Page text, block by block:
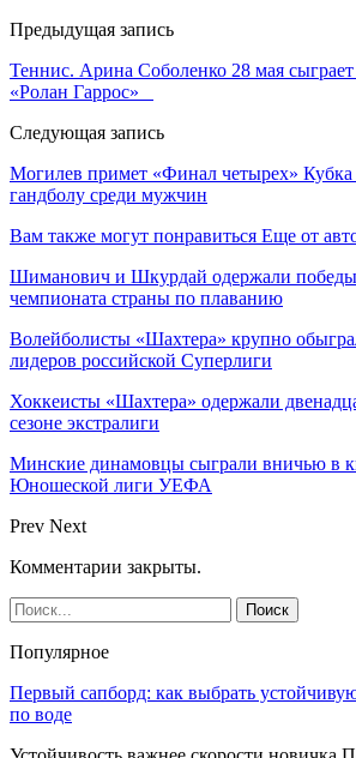
Предыдущая запись
Теннис. Арина Соболенко 28 мая
«Ролан Гаррос»
Следующая запись
Могилев примет «Финал четырех» Кубка
гандболу среди мужчин
Вам также могут понравиться Еще от
Шиманович и Шкурдай одержали победы
чемпионата страны по плаванию
Волейболисты «Шахтера» крупно
лидеров российской Суперлиги
Хоккеисты «Шахтера» одержали
сезоне экстралиги
Минские динамовцы сыграли вничью в
Юношеской лиги УЕФА
Prev Next
Комментарии закрыты.
Популярное
Первый сапборд: как выбрать
по воде